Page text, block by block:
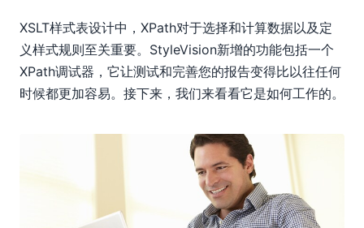
XSLT样式表设计中，XPath对于选择和计算数据以及定
义样式规则至关重要。StyleVision新增的功能包括一个
XPath调试器，它让测试和完善您的报告变得比以往任何
时候都更加容易。接下来，我们来看看它是如何工作的。